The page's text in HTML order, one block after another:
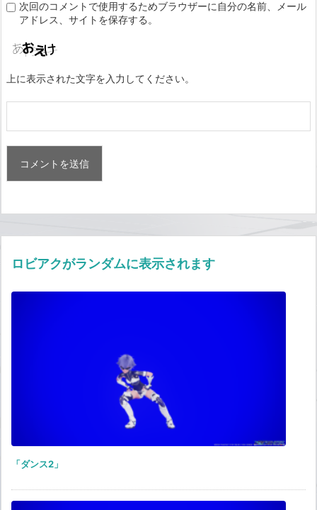
次回のコメントで使用するためブラウザーに自分の名前、メール
アドレス、サイトを保存する。
上に表示された文字を入力してください。
ロビアクがランダムに表示されます
「ダンス2」